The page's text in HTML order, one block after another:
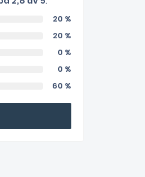
20 %
20 %
0 %
0 %
60 %